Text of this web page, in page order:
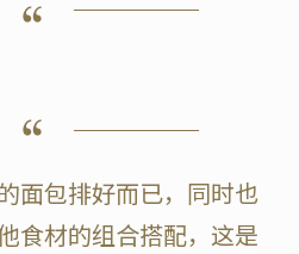
面包排好而已，同时也
食材的组合搭配，这是